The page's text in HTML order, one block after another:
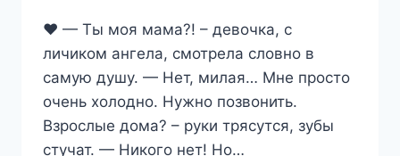
❤️ — Ты моя мама?! – девочка, с
личиком ангела, смотрела словно в
самую душу. — Нет, милая… Мне просто
очень холодно. Нужно позвонить.
Взрослые дома? – руки трясутся, зубы
стучат. — Никого нет! Но…